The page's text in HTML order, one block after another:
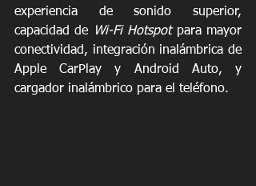
experiencia de sonido superior,
capacidad de
Wi-Fi Hotspot para mayor
conectividad, integración inalámbrica de
Apple CarPlay y Android Auto, y
cargador inalámbrico para el teléfono.